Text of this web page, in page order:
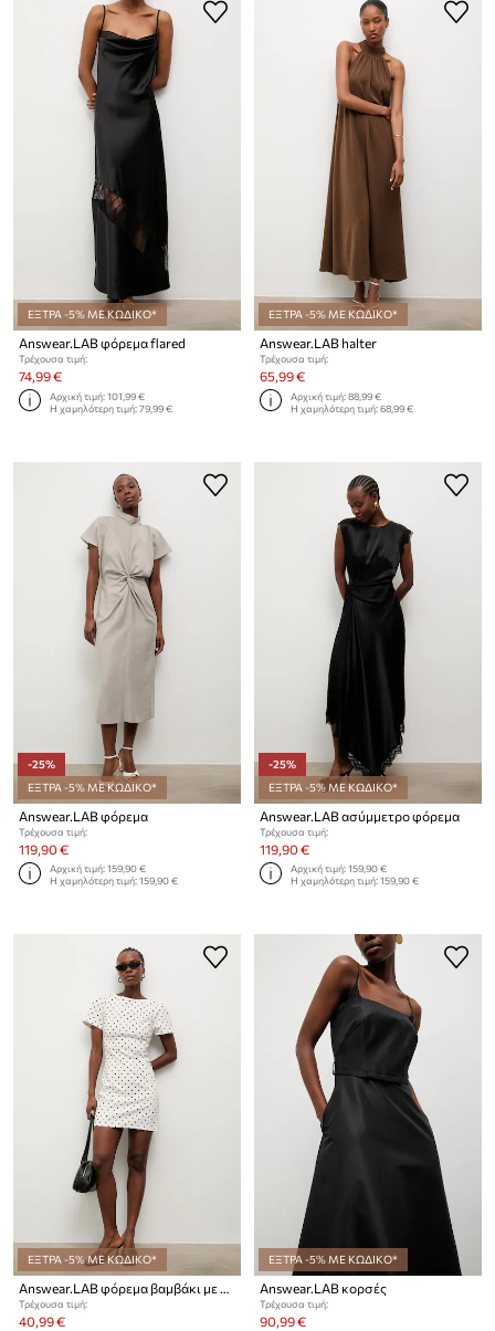
ΕΞΤΡΑ -5% ΜΕ ΚΩΔΙΚΟ*
Answear.LAB φόρεμα flared
Τρέχουσα τιμή:
74,99 €
Αρχική τιμή:101,99 €
Η χαμηλότερη τιμή:79,99 €
ΕΞΤΡΑ -5% ΜΕ ΚΩΔΙΚΟ*
Answear.LAB halter
Τρέχουσα τιμή:
65,99 €
Αρχική τιμή:88,99 €
Η χαμηλότερη τιμή:68,99 €
-25%
ΕΞΤΡΑ -5% ΜΕ ΚΩΔΙΚΟ*
Answear.LAB φόρεμα
Τρέχουσα τιμή:
119,90 €
Αρχική τιμή:159,90 €
Η χαμηλότερη τιμή:159,90 €
-25%
ΕΞΤΡΑ -5% ΜΕ ΚΩΔΙΚΟ*
Answear.LAB ασύμμετρο φόρεμα
Τρέχουσα τιμή:
119,90 €
Αρχική τιμή:159,90 €
Η χαμηλότερη τιμή:159,90 €
ΕΞΤΡΑ -5% ΜΕ ΚΩΔΙΚΟ*
Answear.LAB φόρεμα βαμβάκι με ελαστάν
Τρέχουσα τιμή:
40,99 €
ΕΞΤΡΑ -5% ΜΕ ΚΩΔΙΚΟ*
Answear.LAB κορσές
Τρέχουσα τιμή:
90,99 €